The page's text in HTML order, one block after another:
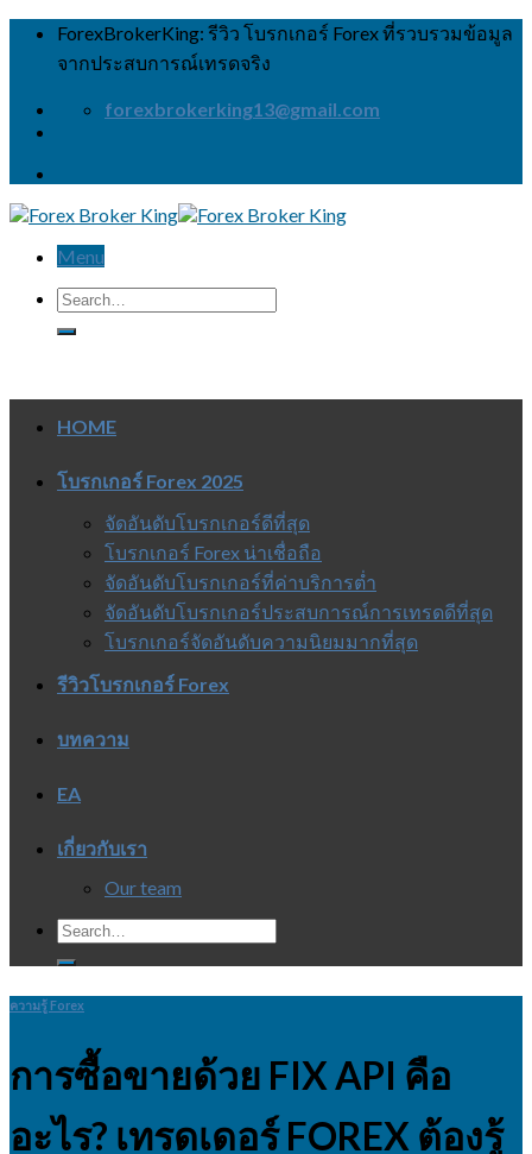
Skip
content
ForexBrokerKing: รีวิว โบรกเกอร์ Forex ที่รวบรวมข้อมูล
จากประสบการณ์เทรดจริง
forexbrokerking13@gmail.com
Menu
HOME
โบรกเกอร์ Forex 2025
จัดอันดับโบรกเกอร์ดีที่สุด
โบรกเกอร์ Forex น่าเชื่อถือ
จัดอันดับโบรกเกอร์ที่ค่าบริการต่ำ
จัดอันดับโบรกเกอร์ประสบการณ์การเทรดดีที่สุด
โบรกเกอร์จัดอันดับความนิยมมากที่สุด
รีวิวโบรกเกอร์ Forex
บทความ
EA
เกี่ยวกับเรา
Our team
ความรู้ Forex
การซื้อขายด้วย FIX API คือ
อะไร? เทรดเดอร์ FOREX ต้องรู้